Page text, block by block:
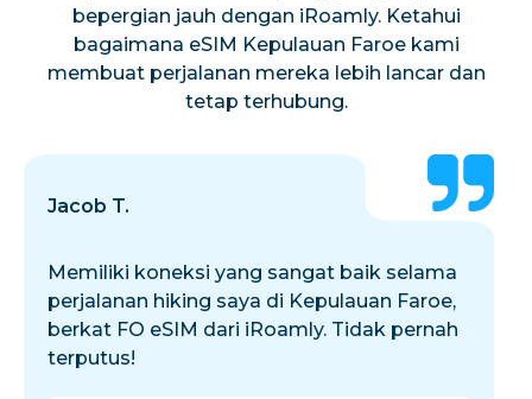
bepergian jauh dengan iRoamly. Ketahui
bagaimana eSIM Kepulauan Faroe kami
membuat perjalanan mereka lebih lancar dan
tetap terhubung.
Jacob T.
Memiliki koneksi yang sangat baik selama
perjalanan hiking saya di Kepulauan Faroe,
berkat FO eSIM dari iRoamly. Tidak pernah
terputus!